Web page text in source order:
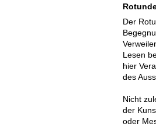
Der
Lesen
hier
des
Nicht
der
oder